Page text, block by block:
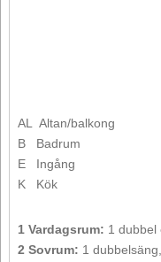
AL Altan/balkong
B
Badrum
E
Ingång
K
Kök
1 Vardagsrum: 1 dubbel
2 Sovrum: 1